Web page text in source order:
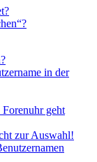
in der
geht
zur Auswahl!